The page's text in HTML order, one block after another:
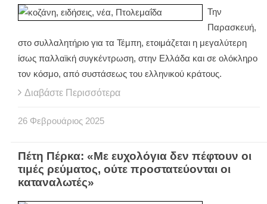
Την
Παρασκευή,
στο συλλαλητήριο για τα Τέμπη, ετοιμάζεται η μεγαλύτερη
ίσως παλλαϊκή συγκέντρωση, στην Ελλάδα και σε ολόκληρο
τον κόσμο, από συστάσεως του ελληνικού κράτους.
Διαβάστε Περισσότερα
26 Φεβρουάριος 2025
Πέτη Πέρκα: «Με ευχολόγια δεν πέφτουν οι
τιμές ρεύματος, ούτε προστατεύονται οι
καταναλωτές»